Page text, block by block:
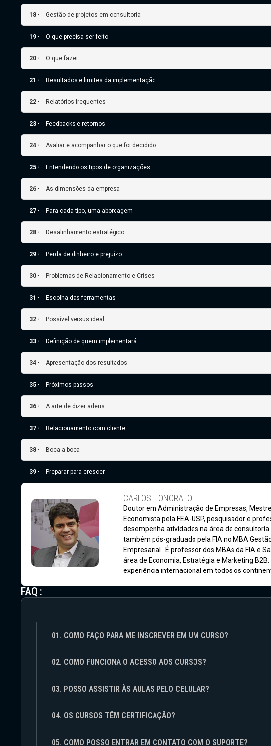
18 - Gestão de projetos em consultoria
19 - O que precisa ser feito
20 - O que fazer
21 - Resultados e limites da implementação
22 - Relatórios frequentes
23 - Feedbacks e retornos
24 - Avaliar e acompanhar o que foi decidido
25 - Entendendo os tipos de organizações
26 - As dimensões da empresa
27 - Para cada tipo, uma abordagem
28 - Desalinhamento estratégico
29 - Perda de dinheiro e prejuízo
30 - Problemas de Relacionamento e Crises
31 - Escolha das ferramentas
32 - Possível versus ideal
33 - Definição de quem implementará
34 - Apresentação dos resultados
35 - Próximos passos
36 - A arte de dizer adeus
37 - Relacionamento com cliente
38 - Boca a boca
39 - Preparar para crescer
CARLOS HONORATO
Doutor em Administração de Empresas,
Economista pela FEA-USP, pesquisador e
desempenha atividades na área de consultoria
também pós-graduado pela FIA no MBA Gestão
Empresarial . É professor dos MBAs da FIA e
área de Economia, Estratégia e Marketing B2B.
experiência internacional em todos os
FAQ :
01. COMO FAÇO PARA ME INSCREVER EM UM CURSO?
02. COMO FUNCIONA O ACESSO AOS CURSOS?
03. POSSO ASSISTIR ÀS AULAS PELO CELULAR?
04. OS CURSOS TÊM CERTIFICAÇÃO?
05. COMO POSSO ENTRAR EM CONTATO COM O SUPORTE?